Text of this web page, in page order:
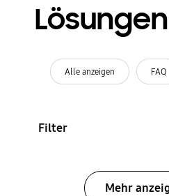
Alle anzeigen FAQ
Filter
Mehr